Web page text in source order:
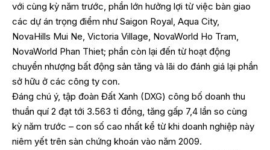
với cùng kỳ năm trước, phần lớn hưởng lợi từ việc bàn giao
các dự án trọng điểm như Saigon Royal, Aqua City,
NovaHills Mui Ne, Victoria Village, NovaWorld Ho Tram,
NovaWorld Phan Thiet; phần còn lại đến từ hoạt động
chuyển nhượng bất động sản tăng và lãi do đánh giá lại phần
sở hữu ở các công ty con.
Đáng chú ý, tập đoàn Đất Xanh (DXG) công bố doanh thu
thuần quí 2 đạt tới 3.563 tỉ đồng, tăng gấp 7,4 lần so cùng
kỳ năm trước – con số cao nhất kể từ khi doanh nghiệp này
niêm yết trên sàn chứng khoán vào năm 2009.